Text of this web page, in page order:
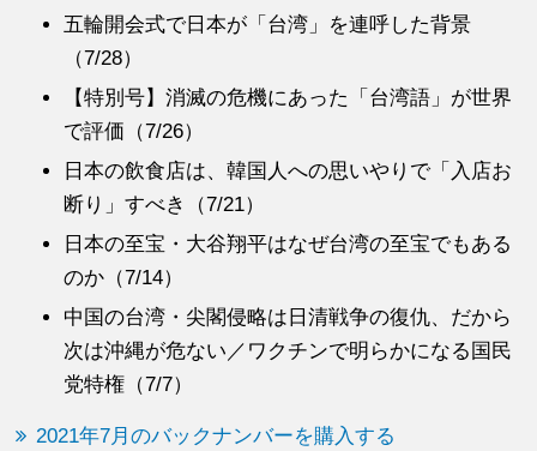
五輪開会式で日本が「台湾」を連呼した背景
（7/28）
【特別号】消滅の危機にあった「台湾語」が世界
で評価（7/26）
日本の飲食店は、韓国人への思いやりで「入店お
断り」すべき（7/21）
日本の至宝・大谷翔平はなぜ台湾の至宝でもある
のか（7/14）
中国の台湾・尖閣侵略は日清戦争の復仇、だから
次は沖縄が危ない／ワクチンで明らかになる国民
党特権（7/7）
2021年7月のバックナンバーを購入する